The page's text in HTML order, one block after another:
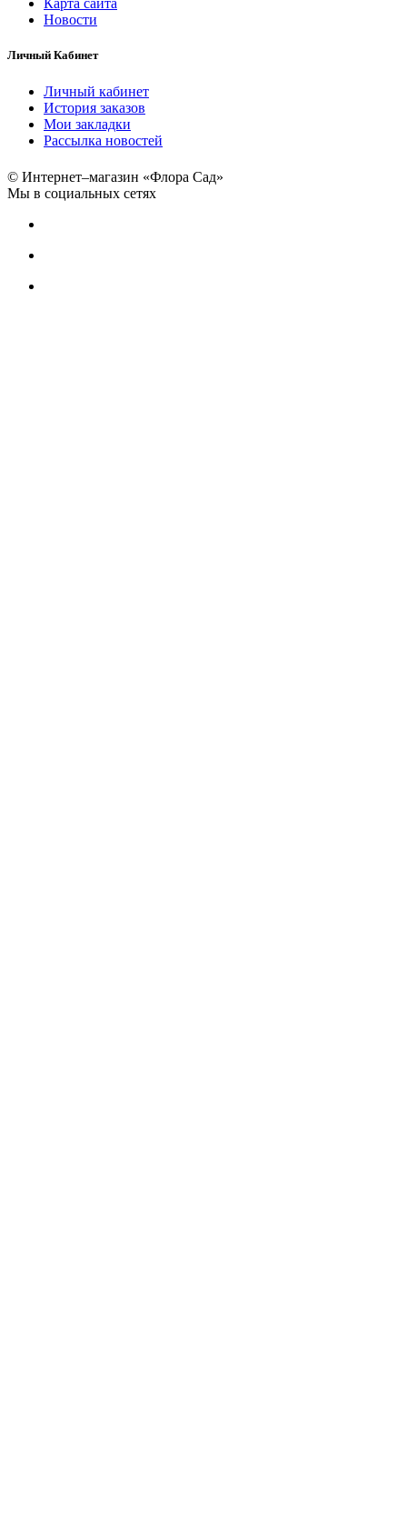
Карта сайта
Новости
Личный Кабинет
Личный кабинет
История заказов
Мои закладки
Рассылка новостей
© Интернет–магазин «Флора Сад»
Мы в социальных сетях